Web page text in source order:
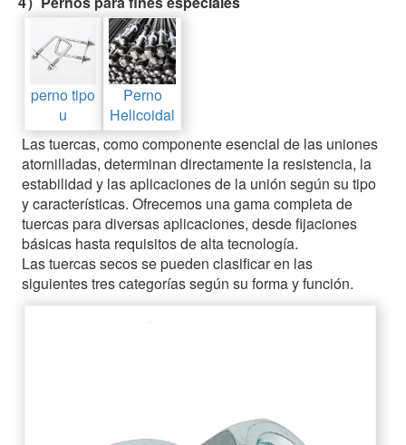
perno tipo
u
Perno
Helicoidal
Las tuercas, como componente esencial de las uniones
atornilladas, determinan directamente la resistencia, la
estabilidad y las aplicaciones de la unión según su tipo
y características. Ofrecemos una gama completa de
tuercas para diversas aplicaciones, desde fijaciones
básicas hasta requisitos de alta tecnología.
Las tuercas secos se pueden clasificar en las
siguientes tres categorías según su forma y función.